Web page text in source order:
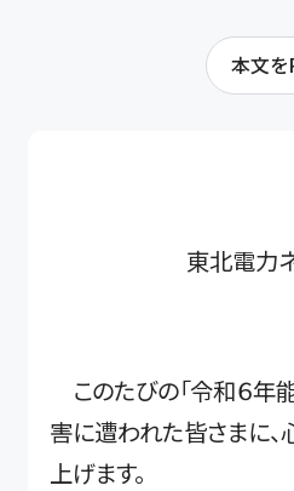
本文を
東北電力
このたびの「令和６年
害に遭われた皆さまに
上げます。